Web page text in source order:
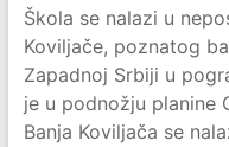
Škola se nalazi u
Koviljače, poznatog
Zapadnoj Srbiji u
je u podnožju planine
Banja Koviljača se